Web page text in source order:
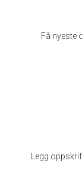
Få nyeste
Legg